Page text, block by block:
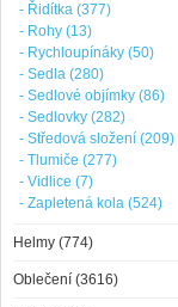
- Řidítka (377)
- Rohy (13)
- Rychloupínáky (50)
- Sedla (280)
- Sedlové objímky (86)
- Sedlovky (282)
- Středová složení (209)
- Tlumiče (277)
- Vidlice (7)
- Zapletená kola (524)
Helmy (774)
Oblečení (3616)